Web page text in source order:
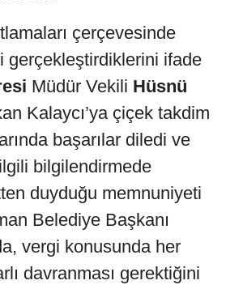
çerçevesinde
gerçekleştirdiklerini ifade
Müdür Vekili Hüsnü
Kalaycı’ya çiçek takdim
başarılar diledi ve
bilgilendirmede
duyduğu memnuniyeti
Belediye Başkanı
vergi konusunda her
davranması gerektiğini